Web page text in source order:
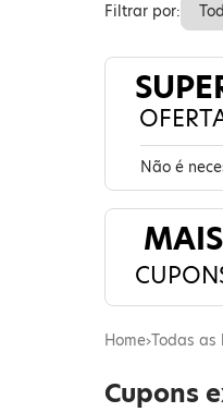
Filtrar por:
Não é
MAIS
Cupons
Home›Todas as